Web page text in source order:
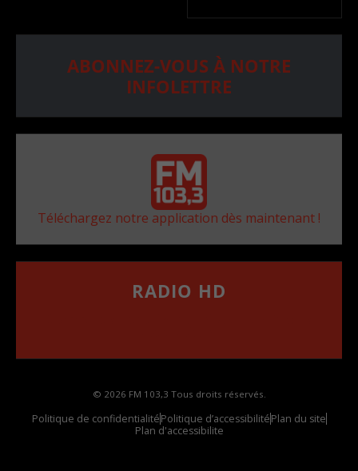
ABONNEZ-VOUS À NOTRE
INFOLETTRE
Téléchargez notre application dès maintenant !
RADIO HD
© 2026 FM 103,3 Tous droits réservés.
Politique de confidentialitéPolitique d’accessibilitéPlan du site
Plan d'accessibilite